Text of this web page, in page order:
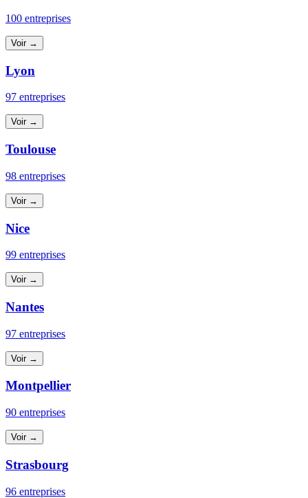
100 entreprises
Voir →
Lyon
97 entreprises
Voir →
Toulouse
98 entreprises
Voir →
Nice
99 entreprises
Voir →
Nantes
97 entreprises
Voir →
Montpellier
90 entreprises
Voir →
Strasbourg
96 entreprises